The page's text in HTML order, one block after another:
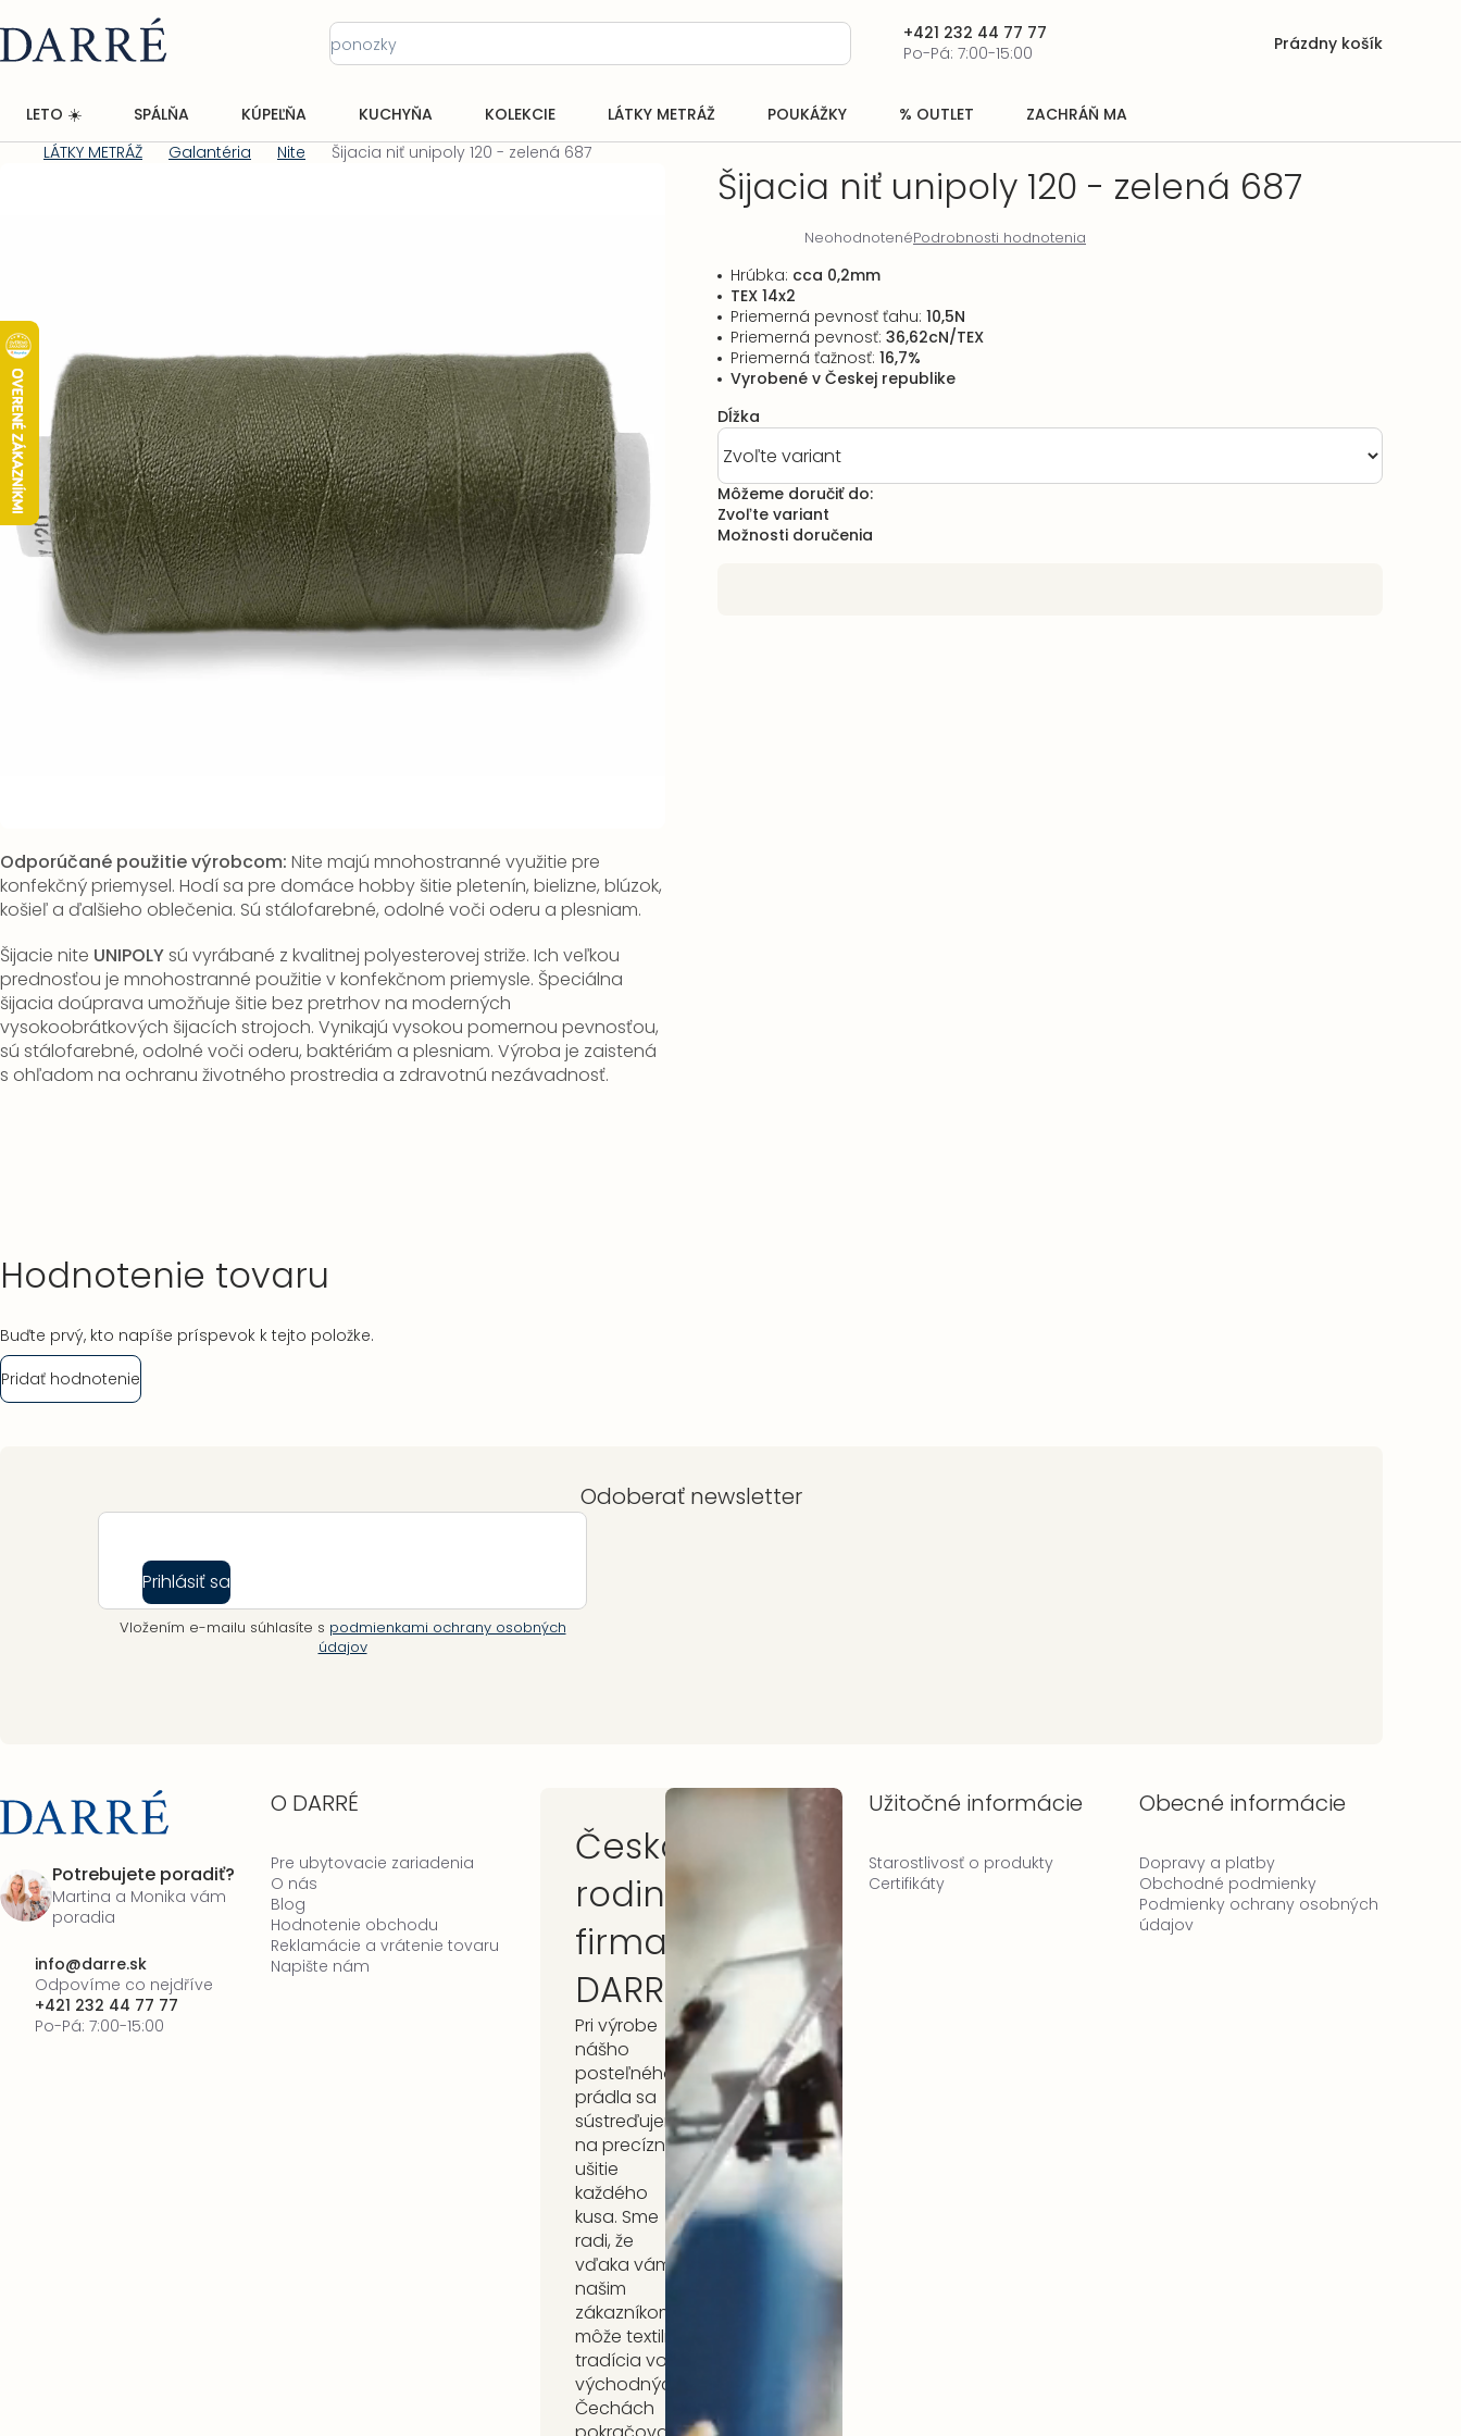
na
obsah
+421 232 44 77 77
Po-Pá: 7:00-15:00
Nákupný
Prázdny košík
LETO ☀️ SPÁLŇA KÚPEĽŇA KUCHYŇA KOLEKCIE LÁTKY METRÁŽ POUKÁŽKY % OUTLET ZACHRÁŇ MA
LÁTKY METRÁŽ Galantéria Nite Šijacia niť unipoly 120 - zelená 687
Odporúčané použitie výrobcom: Nite majú mnohostranné využitie pre
konfekčný priemysel. Hodí sa pre domáce hobby šitie pletenín, bielizne, blúzok,
košieľ a ďalšieho oblečenia. Sú stálofarebné, odolné voči oderu a plesniam.
Šijacie nite UNIPOLYsú vyrábané z kvalitnej polyesterovej striže. Ich veľkou
prednosťou je mnohostranné použitie v konfekčnom priemysle. Špeciálna
šijacia doúprava umožňuje šitie bez pretrhov na moderných
vysokoobrátkových šijacích strojoch. Vynikajú vysokou pomernou pevnosťou,
sú stálofarebné, odolné voči oderu, baktériám a plesniam. Výroba je zaistená
s ohľadom na ochranu životného prostredia a zdravotnú nezávadnosť.
Šijacia niť unipoly 120 - zelená 687
hodnotenie
produktu
0,0
hviezdičiek.
NeohodnotenéPodrobnosti hodnotenia
Dĺžka
Môžeme doručiť do:
Zvoľte variant
Možnosti doručenia
Hrúbka: cca 0,2mm
TEX 14x2
Priemerná pevnosť ťahu: 10,5N
Priemerná pevnosť: 36,62cN/TEX
Priemerná ťažnosť: 16,7%
Vyrobené v Českej republike
Hodnotenie tovaru
Buďte prvý, kto napíše príspevok k tejto položke.
Pridať hodnotenie
Potrebujete poradiť?
Martina a Monika vám
poradia
info@darre.sk
Odpovíme co nejdříve
+421 232 44 77 77
Po-Pá: 7:00-15:00
Odoberať newsletter
Prihlásiť sa
Vložením e-mailu súhlasíte s podmienkami ochrany osobných
údajov
O DARRÉ
Pre ubytovacie zariadenia
O nás
Blog
Hodnotenie obchodu
Reklamácie a vrátenie tovaru
Napište nám
Česká
rodinná
firma
DARRÉ
Pri výrobe
nášho
posteľného
prádla sa
sústreďujeme
na precízne
ušitie
každého
kusa. Sme
radi, že
vďaka vám,
našim
zákazníkom,
môže textilná
tradícia vo
východných
Čechách
Užitočné informácie
Starostlivosť o produkty
Certifikáty
Obecné informácie
Dopravy a platby
Obchodné podmienky
Podmienky ochrany osobných
údajov